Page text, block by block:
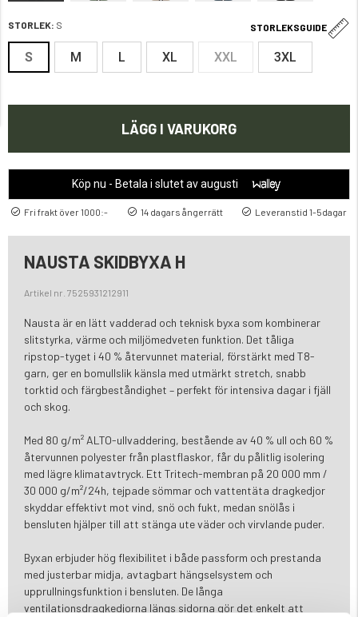
STORLEK: S STORLEKSGUIDE
S M L XL XXL 3XL
LÄGG I VARUKORG
Köp nu - Betala i slutet av augusti
Fri frakt över 1000:- 14 dagars ångerrätt Leveranstid 1-5dagar
NAUSTA SKIDBYXA H
Artikel nr. 7525931212911
Nausta är en lätt vadderad och teknisk byxa som kombinerar
slitstyrka, värme och miljömedveten funktion. Det tåliga
ripstop-tyget i 40 % återvunnet material, förstärkt med T8-
garn, ger en bomullslik känsla med utmärkt stretch, snabb
torktid och färgbeståndighet – perfekt för intensiva dagar i fjäll
och skog.
Med 80 g/m² ALTO-ullvaddering, bestående av 40 % ull och 60 %
återvunnen polyester från plastflaskor, får du pålitlig isolering
med lägre klimatavtryck. Ett Tritech-membran på 20 000 mm /
30 000 g/m²/24h, tejpade sömmar och vattentäta dragkedjor
skyddar effektivt mot vind, snö och fukt, medan snölås i
bensluten hjälper till att stänga ute väder och virvlande puder.
Byxan erbjuder hög flexibilitet i både passform och prestanda
med justerbar midja, avtagbart hängselsystem och
upprullningsfunktion i bensluten. De långa
ventilationsdragkedjorna längs sidorna gör det enkelt att